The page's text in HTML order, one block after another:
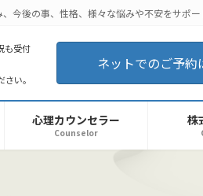
後の事、性格、様々な悩みや不安をサポー
も受付
い。
ネットでのご予約
心理カウンセラー
Counselor
株